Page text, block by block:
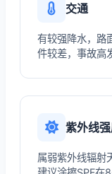
交通
有较强降水，路
件较差，事故高
紫外线
属弱紫外线辐射